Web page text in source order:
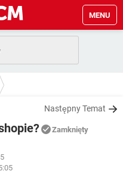
MENU
WHATSAPP
Następny Temat
Zamknięty